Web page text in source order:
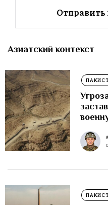
Азиатский контекст